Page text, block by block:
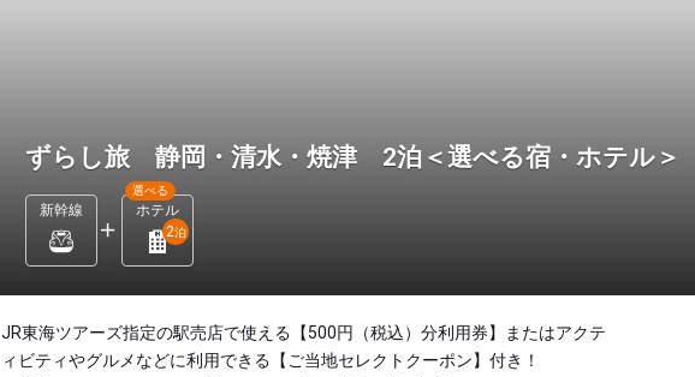
ずらし旅 静岡・清水・焼津 2泊＜選べる宿・ホテル＞
新幹線 ホテル
選べる
2泊
JR東海ツアーズ指定の駅売店で使える【500円（税込）分利用券】またはアクテ
ィビティやグルメなどに利用できる【ご当地セレクトクーポン】付き！